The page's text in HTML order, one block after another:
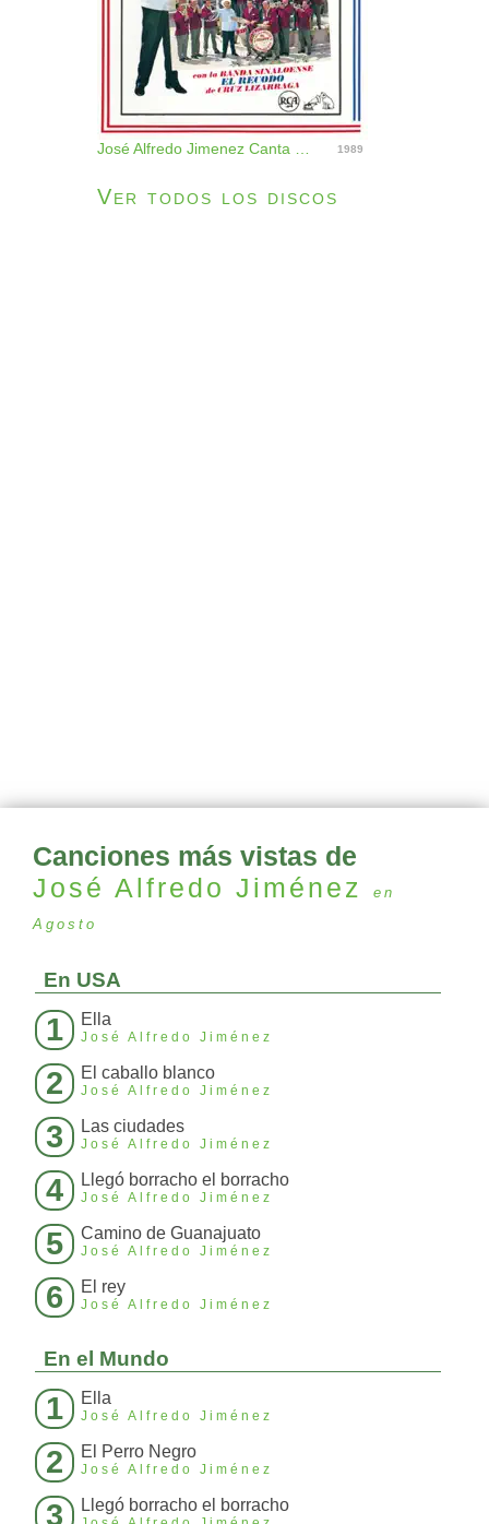
1989
Ver todos los discos
Canciones más vistas de
José Alfredo Jiménez
en
Agosto
En USA
1 Ella
José Alfredo Jiménez
2 El caballo blanco
José Alfredo Jiménez
3 Las ciudades
José Alfredo Jiménez
4 Llegó borracho el borracho
José Alfredo Jiménez
5 Camino de Guanajuato
José Alfredo Jiménez
6 El rey
José Alfredo Jiménez
En el Mundo
1 Ella
José Alfredo Jiménez
2 El Perro Negro
José Alfredo Jiménez
3 Llegó borracho el borracho